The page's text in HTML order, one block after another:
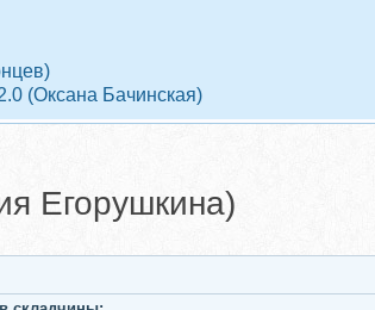
(Оксана Бачинская)
Егорушкина)